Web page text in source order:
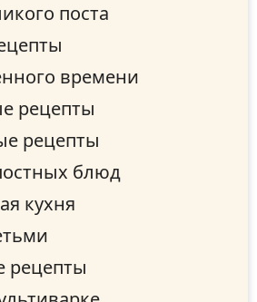
поста
времени
рецепты
рецепты
блюд
кухня
рецепты